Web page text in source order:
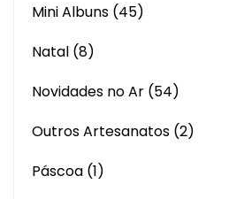
Mini Albuns (45)
Natal (8)
Novidades no Ar (54)
Outros Artesanatos (2)
Páscoa (1)